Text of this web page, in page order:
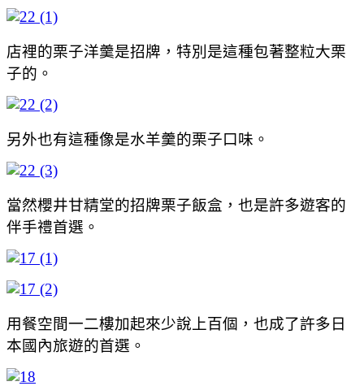
店裡的栗子洋羹是招牌，特別是這種包著整粒大栗
子的。
另外也有這種像是水羊羹的栗子口味。
當然櫻井甘精堂的招牌栗子飯盒，也是許多遊客的
伴手禮首選。
用餐空間一二樓加起來少說上百個，也成了許多日
本國內旅遊的首選。